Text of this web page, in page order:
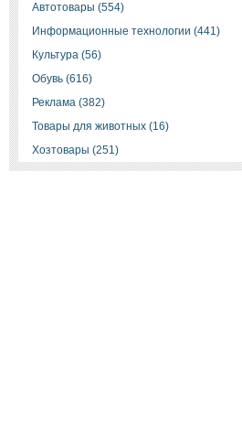
Автотовары (554)
Информационные технологии (441)
Культура (56)
Обувь (616)
Реклама (382)
Товары для животных (16)
Хозтовары (251)